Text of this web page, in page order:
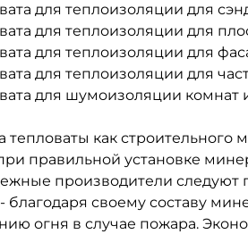
для теплоизоляции для
для теплоизоляции для
для теплоизоляции для
для теплоизоляции для
для шумоизоляции
как строительного
правильной установке
производители следуют
благодаря своему составу
огня в случае пожара.